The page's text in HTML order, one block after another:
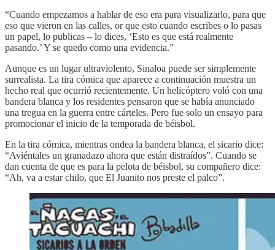
“Cuando empezamos a hablar de eso era para visualizarlo, para que
eso que vieron en las calles, or que esto cuando escribes o lo pasas
un papel, lo publicas – lo dices, ‘Esto es que está realmente
pasando.’ Y se quedo como una evidencia.”
Aunque es un lugar ultraviolento, Sinaloa puede ser simplemente
surrealista. La tira cómica que aparece a continuación muestra un
hecho real que ocurrió recientemente. Un helicóptero voló con una
bandera blanca y los residentes pensaron que se había anunciado
una tregua en la guerra entre cárteles. Pero fue solo un ensayo para
promocionar el inicio de la temporada de béisbol.
En la tira cómica, mientras ondea la bandera blanca, el sicario dice:
“Aviéntales un granadazo ahora que están distraídos”. Cuando se
dan cuenta de que es para la pelota de béisbol, su compañero dice:
“Ah, va a estar chilo, que El Juanito nos preste el palco”.